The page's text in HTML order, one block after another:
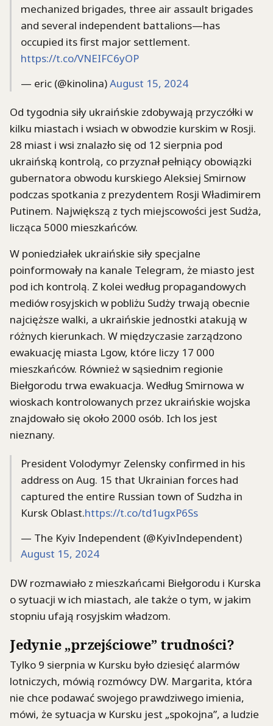
mechanized brigades, three air assault brigades
and several independent battalions—has
occupied its first major settlement.
https://t.co/VNEIFC6yOP
— eric (@kinolina)August 15, 2024
Od tygodnia siły ukraińskie zdobywają przyczółki w
kilku miastach i wsiach w obwodzie kurskim w Rosji.
28 miast i wsi znalazło się od 12 sierpnia pod
ukraińską kontrolą, co przyznał pełniący obowiązki
gubernatora obwodu kurskiego Aleksiej Smirnow
podczas spotkania z prezydentem Rosji Władimirem
Putinem. Największą z tych miejscowości jest Sudża,
licząca 5000 mieszkańców.
W poniedziałek ukraińskie siły specjalne
poinformowały na kanale Telegram, że miasto jest
pod ich kontrolą. Z kolei według propagandowych
mediów rosyjskich w pobliżu Sudży trwają obecnie
najcięższe walki, a ukraińskie jednostki atakują w
różnych kierunkach. W międzyczasie zarządzono
ewakuację miasta Lgow, które liczy 17 000
mieszkańców. Również w sąsiednim regionie
Biełgorodu trwa ewakuacja. Według Smirnowa w
wioskach kontrolowanych przez ukraińskie wojska
znajdowało się około 2000 osób. Ich los jest
nieznany.
President Volodymyr Zelensky confirmed in his
address on Aug. 15 that Ukrainian forces had
captured the entire Russian town of Sudzha in
Kursk Oblast.https://t.co/td1ugxP6Ss
— The Kyiv Independent (@KyivIndependent)
August 15, 2024
DW rozmawiało z mieszkańcami Biełgorodu i Kurska
o sytuacji w ich miastach, ale także o tym, w jakim
stopniu ufają rosyjskim władzom.
Jedynie „przejściowe” trudności?
Tylko 9 sierpnia w Kursku było dziesięć alarmów
lotniczych, mówią rozmówcy DW. Margarita, która
nie chce podawać swojego prawdziwego imienia,
mówi, że sytuacja w Kursku jest „spokojna”, a ludzie